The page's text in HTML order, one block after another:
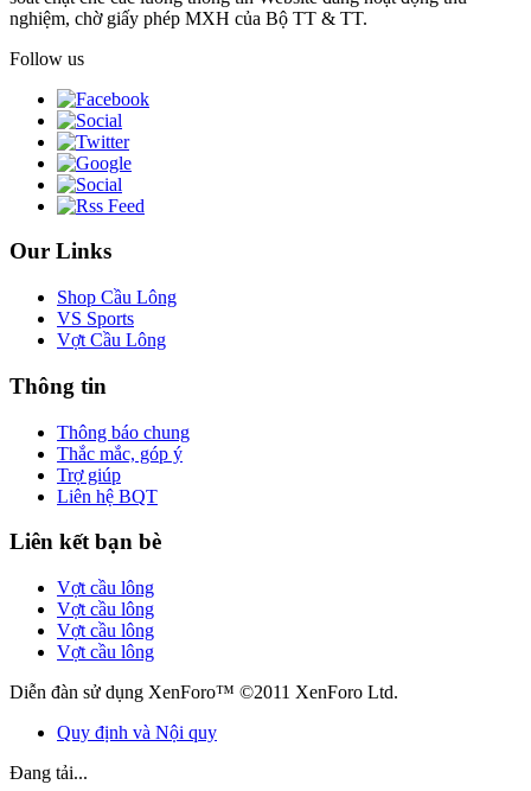
nghiệm, chờ giấy phép MXH của Bộ TT & TT.
Follow us
Our Links
Shop Cầu Lông
VS Sports
Vợt Cầu Lông
Thông tin
Thông báo chung
Thắc mắc, góp ý
Trợ giúp
Liên hệ BQT
Liên kết bạn bè
Vợt cầu lông
Vợt cầu lông
Vợt cầu lông
Vợt cầu lông
Diễn đàn sử dụng XenForo™ ©2011 XenForo Ltd.
Quy định và Nội quy
Đang tải...